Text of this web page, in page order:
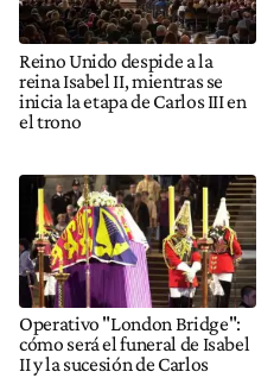
Reino Unido despide a la
reina Isabel II, mientras se
inicia la etapa de Carlos III en
el trono
Operativo "London Bridge":
cómo será el funeral de Isabel
II y la sucesión de Carlos